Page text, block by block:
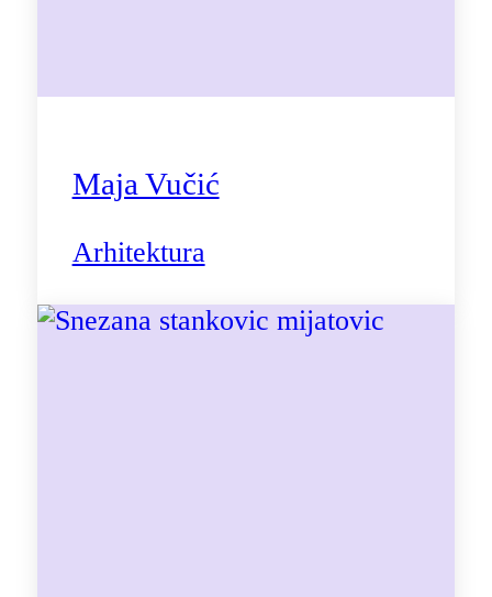
Maja Vučić
Arhitektura